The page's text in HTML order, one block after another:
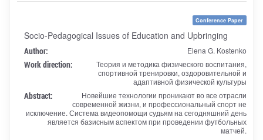
Conference Paper
Socio-Pedagogical Issues of Education and Upbringing
Author: Elena G. Kostenko
Work direction:
Теория и методика физического воспитания,
спортивной тренировки, оздоровительной и
адаптивной физической культуры
Abstract:
Новейшие технологии проникают во все отрасли
современной жизни, и профессиональный спорт не
исключение. Система видеопомощи судьям на сегодняшний день
является базисным аспектом при проведении футбольных
матчей.